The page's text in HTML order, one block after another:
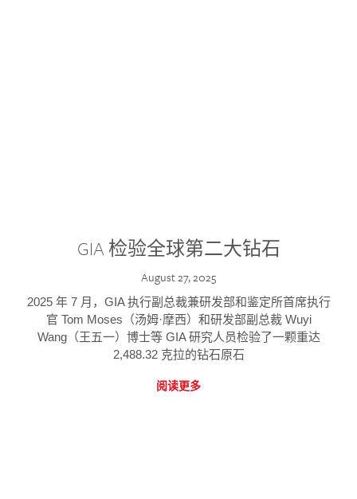
GIA 检验全球第二大钻石
August 27, 2025
2025 年 7 月，GIA 执行副总裁兼研发部和鉴定所首席执行
官 Tom Moses（汤姆·摩西）和研发部副总裁 Wuyi
Wang（王五一）博士等 GIA 研究人员检验了一颗重达
2,488.32 克拉的钻石原石
阅读更多